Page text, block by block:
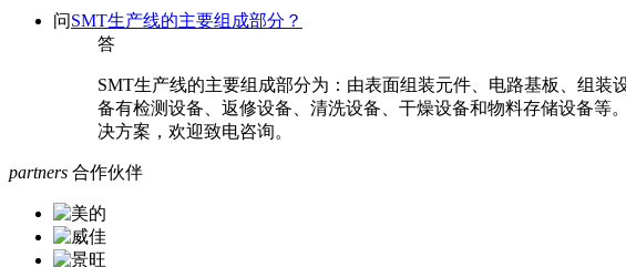
问SMT生产线的主要组成部分？
答
SMT生产线的主要组成部分为：由表面组装元件、电路基板、组
备有检测设备、返修设备、清洗设备、干燥设备和物料存储设备
决方案，欢迎致电咨询。
partners 合作伙伴